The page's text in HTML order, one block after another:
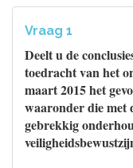
Vraag 1
Deelt u de
toedracht van het
maart 2015 het
waaronder die met
gebrekkig